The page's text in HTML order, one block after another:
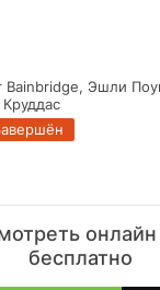
Bainbridge, Эшли
онлайн
бесплатно